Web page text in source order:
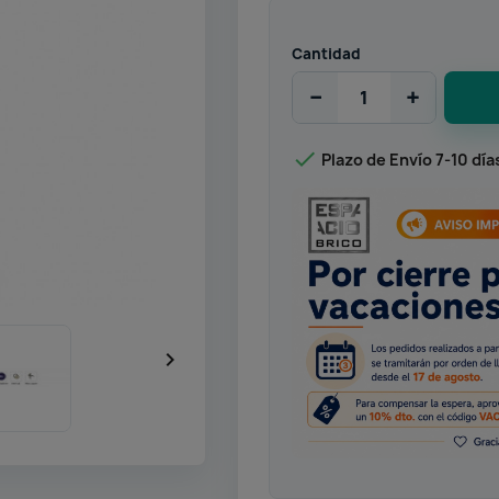

Cantidad
− +
 Plazo de Envío 7-10